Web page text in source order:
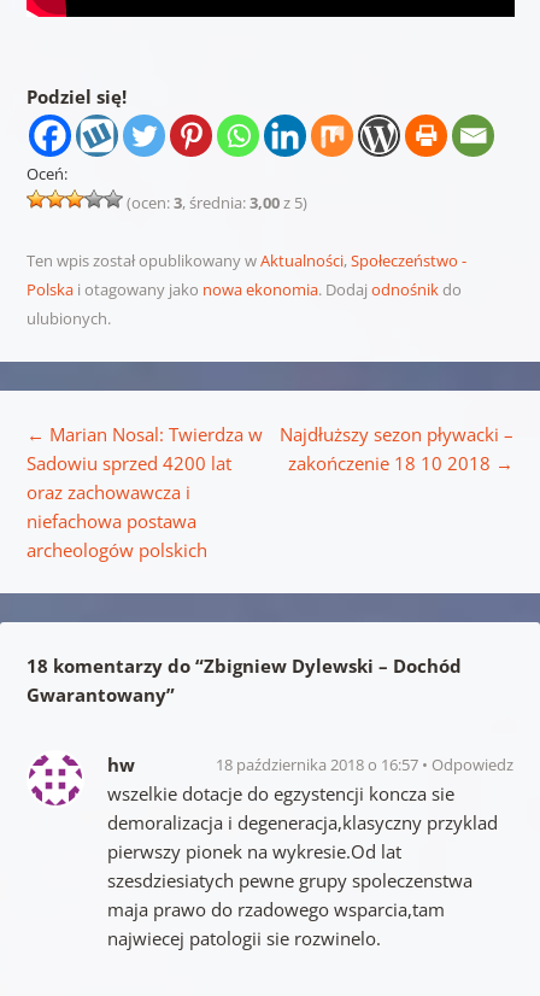
Podziel się!
Oceń:
(ocen:3, średnia:3,00z 5)
Ten wpis został opublikowany wAktualności,Społeczeństwo -
Polskai otagowany jako nowa ekonomia. Dodaj odnośnikdo
ulubionych.
← Marian Nosal: Twierdza w
Sadowiu sprzed 4200 lat
oraz zachowawcza i
niefachowa postawa
archeologów polskich
Najdłuższy sezon pływacki –
zakończenie 18 10 2018 →
18 komentarzy do “Zbigniew Dylewski – Dochód
Gwarantowany”
hw 18 października 2018 o 16:57 Odpowiedz
wszelkie dotacje do egzystencji koncza sie
demoralizacja i degeneracja,klasyczny przyklad
pierwszy pionek na wykresie.Od lat
szesdziesiatych pewne grupy spoleczenstwa
maja prawo do rzadowego wsparcia,tam
najwiecej patologii sie rozwinelo.